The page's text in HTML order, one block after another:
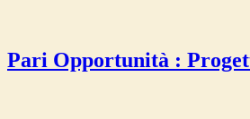
Pari Opportunità :